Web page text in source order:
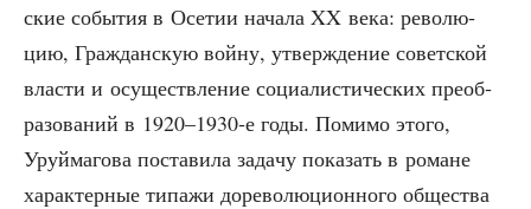
ские собы­тия в Осе­тии нача­ла XX века: рево­лю­
цию, Граж­дан­скую вой­ну, утвер­жде­ние совет­ской
вла­сти и осу­ществ­ле­ние соци­а­ли­сти­че­ских пре­об­
ра­зо­ва­ний в 1920–1930‑е годы. Поми­мо это­го,
Уруй­ма­го­ва поста­ви­ла зада­чу пока­зать в романе
харак­тер­ные типа­жи доре­во­лю­ци­он­но­го обще­ства